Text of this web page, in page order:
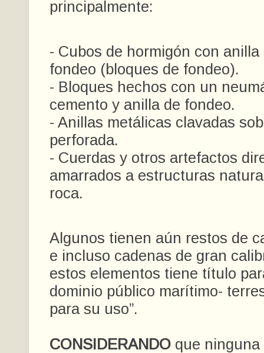
principalmente:
- Cubos de hormigón con anilla
fondeo (bloques de fondeo).
- Bloques hechos con un
cemento y anilla de fondeo.
- Anillas metálicas clavadas
perforada.
- Cuerdas y otros artefactos
amarrados a estructuras
roca.
Algunos tienen aún restos de
e incluso cadenas de gran
estos elementos tiene título
dominio público marítimo-
para su uso”.
CONSIDERANDO que ninguna